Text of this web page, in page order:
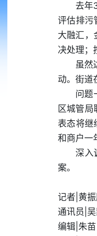
去年
评估排污
大融汇，
决处理；
虽然
动。街道
问题
区城管
表态将继
和商户一
深入
案。
记者|黄
通讯员|
编辑|朱苗